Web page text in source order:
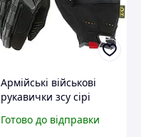
Армійські військові
рукавички зсу сірі
Mechanix M-Pact
Готово до відправки